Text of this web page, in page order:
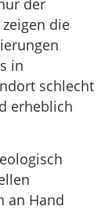
der
die
in
schlecht
erheblich
an Hand